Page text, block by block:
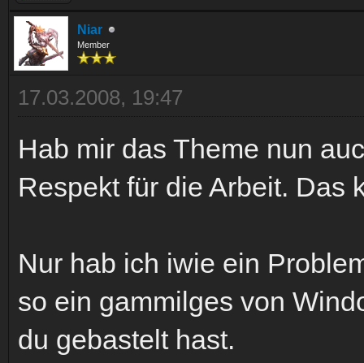
Niar
Member
17.03.2008, 19:47
Hab mir das Theme nun
Respekt für die Arbeit. Das
Nur hab ich iwie ein
so ein gammilges von
du gebastelt hast.